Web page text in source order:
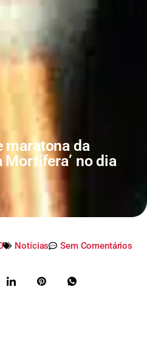
maratona da
Mortífera’ no dia
Notícias Sem Comentários